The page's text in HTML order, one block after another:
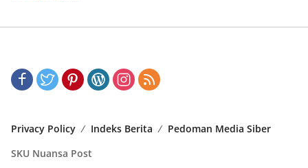
Privacy Policy Indeks Berita
Pedoman Media Siber
SKU Nuansa Post